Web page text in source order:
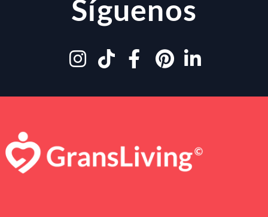
Síguenos